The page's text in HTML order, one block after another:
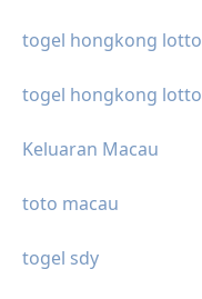
togel hongkong lotto
togel hongkong lotto
Keluaran Macau
toto macau
togel sdy